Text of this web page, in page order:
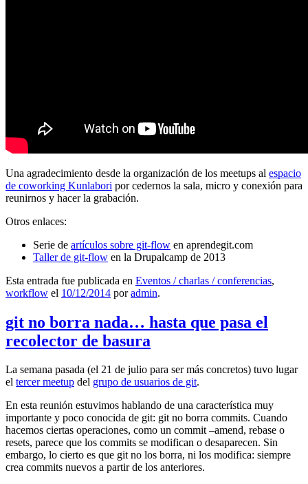
Una agradecimiento desde la organización de los meetups al espacio
de coworking Kunlabori por cedernos la sala, micro y conexión para
reunirnos y hacer la grabación.
Otros enlaces:
Serie de artículos sobre git-flow en aprendegit.com
Taller de git-flow en la Drupalcamp de 2013
Esta entrada fue publicada en Eventos / charlas / conferencias,
workflow el 10/12/2014 poradmin.
git no borra nada… hasta que pasa el
recolector de basura
La semana pasada (el 21 de julio para ser más concretos) tuvo lugar
el tercer meetup del grupo de usuarios de git.
En esta reunión estuvimos hablando de una característica muy
importante y poco conocida de git: git no borra commits. Cuando
hacemos ciertas operaciones, como un commit –amend, rebase o
resets, parece que los commits se modifican o desaparecen. Sin
embargo, lo cierto es que git no los borra, ni los modifica: siempre
crea commits nuevos a partir de los anteriores.